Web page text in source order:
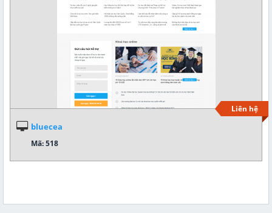
Liên hệ
bluecea
Mã: 518